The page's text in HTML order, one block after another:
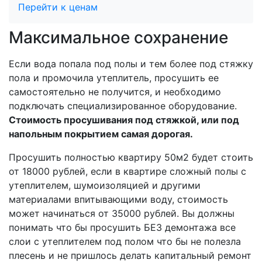
Перейти к ценам
Максимальное сохранение
Если вода попала под полы и тем более под стяжку
пола и промочила утеплитель, просушить ее
самостоятельно не получится, и необходимо
подключать специализированное оборудование.
Стоимость просушивания под стяжкой, или под
напольным покрытием самая дорогая.
Просушить полностью квартиру 50м2 будет стоить
от 18000 рублей, если в квартире сложный полы с
утеплителем, шумоизоляцией и другими
материалами впитывающими воду, стоимость
может начинаться от 35000 рублей. Вы должны
понимать что бы просушить БЕЗ демонтажа все
слои с утеплителем под полом что бы не полезла
плесень и не пришлось делать капитальный ремонт